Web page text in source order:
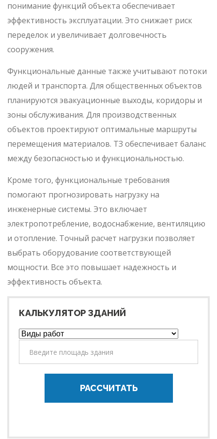
понимание функций объекта обеспечивает
эффективность эксплуатации. Это снижает риск
переделок и увеличивает долговечность
сооружения.
Функциональные данные также учитывают потоки
людей и транспорта. Для общественных объектов
планируются эвакуационные выходы, коридоры и
зоны обслуживания. Для производственных
объектов проектируют оптимальные маршруты
перемещения материалов. ТЗ обеспечивает баланс
между безопасностью и функциональностью.
Кроме того, функциональные требования
помогают прогнозировать нагрузку на
инженерные системы. Это включает
электропотребление, водоснабжение, вентиляцию
и отопление. Точный расчет нагрузки позволяет
выбрать оборудование соответствующей
мощности. Все это повышает надежность и
эффективность объекта.
КАЛЬКУЛЯТОР ЗДАНИЙ
РАССЧИТАТЬ